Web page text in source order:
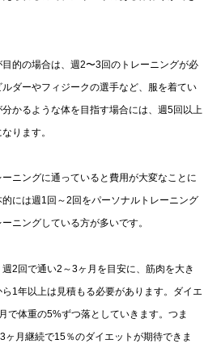
的の場合は、週2〜3回のトレーニングが必
ダーやフィジークの選手など、服を着てい
かるような体を目指す場合には、週5回以上
ります。
ニングに通っていると費用が大変なことに
には週1回～2回をパーソナルトレーニング
ニングしている方が多いです。
2回で通い2～3ヶ月を目安に、筋肉を大き
1年以上は見積もる必要があります。ダイエ
で体重の5%ずつ落としていきます。つま
ヶ月継続で15％のダイエットが期待できま